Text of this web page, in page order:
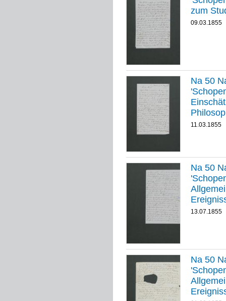
zum
09.03.1855
Na 50
11.03.1855
Na 50
13.07.1855
Na 50